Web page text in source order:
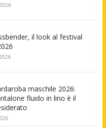
il look al festival
maschile 2026:
fluido in lino è il